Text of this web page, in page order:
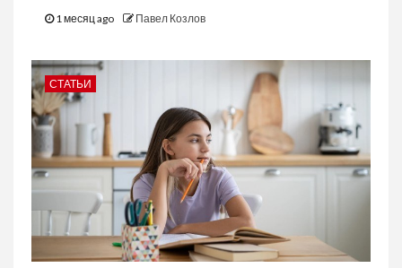
1 месяц ago Павел Козлов
СТАТЬИ